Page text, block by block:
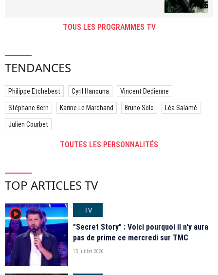
TOUS LES PROGRAMMES TV
TENDANCES
Philippe Etchebest Cyril Hanouna Vincent Dedienne
Stéphane Bern Karine Le Marchand Bruno Solo Léa Salamé
Julien Courbet
TOUTES LES PERSONNALITÉS
TOP ARTICLES TV
player2
TV
"Secret Story" : Voici pourquoi il n'y aura
pas de prime ce mercredi sur TMC
15 juillet 2026